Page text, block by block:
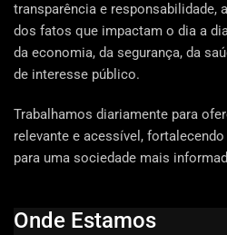
transparência e responsabilidade,
dos fatos que impactam o dia a
da economia, da segurança, da
de interesse público.
Trabalhamos diariamente para
relevante e acessível,
para uma sociedade mais
Onde Estamos